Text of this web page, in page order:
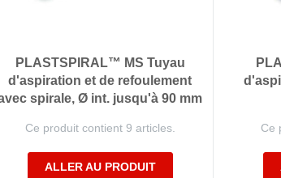
PLASTSPIRAL™ MS Tuyau
d'aspiration et de refoulement
spirale, Ø int. jusqu'à 90 mm
Ce produit contient 9 articles.
ALLER AU PRODUIT
Ce